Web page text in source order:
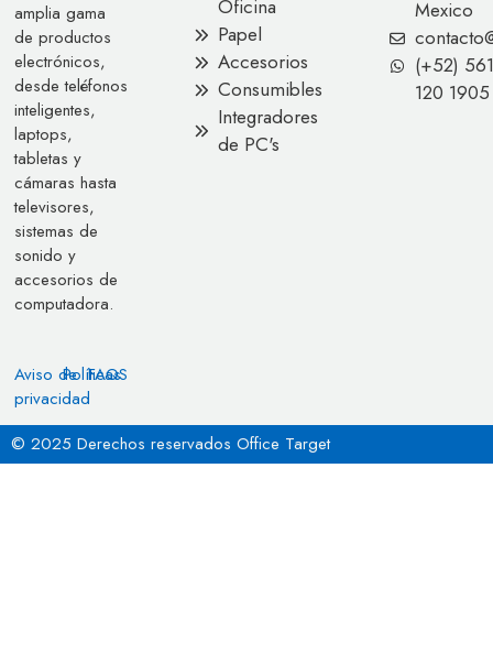
amplia gama
de productos
electrónicos,
desde teléfonos
inteligentes,
laptops,
tabletas y
cámaras hasta
televisores,
sistemas de
sonido y
accesorios de
computadora.
Aviso de
privacidad
Políticas
FAQS
Oficina
Papel
Accesorios
Consumibles
Integradores
de PC's
Mexico
(+52) 561
120 1905
© 2025 Derechos reservados Office Target